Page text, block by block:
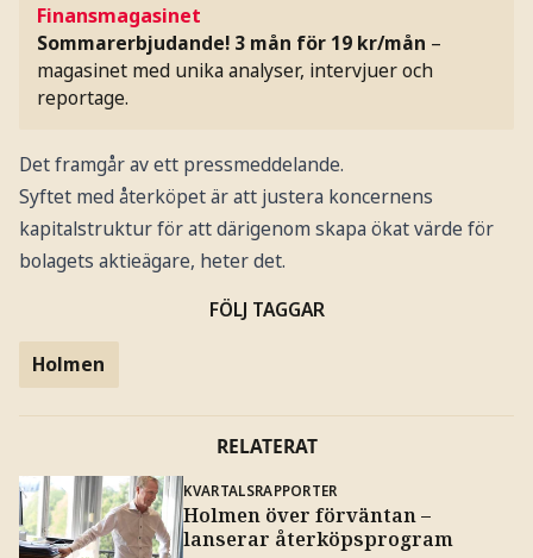
Finansmagasinet
Sommarerbjudande! 3 mån för 19 kr/mån –
magasinet med unika analyser, intervjuer och
reportage.
Det framgår av ett pressmeddelande.
Syftet med återköpet är att justera koncernens
kapitalstruktur för att därigenom skapa ökat värde för
bolagets aktieägare, heter det.
FÖLJ TAGGAR
Holmen
RELATERAT
KVARTALSRAPPORTER
Holmen över förväntan –
lanserar återköpsprogram